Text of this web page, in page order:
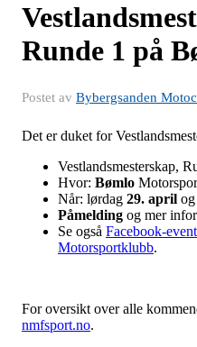
Runde 1 på
Postet av Bybergsanden
Det er duket for
Vestlandsmesterskap,
Hvor: Bømlo
Når: lørdag 29. april
Påmelding og mer
Se også Facebook-event
Motorsportklubb.
For oversikt over alle
nmfsport.no.